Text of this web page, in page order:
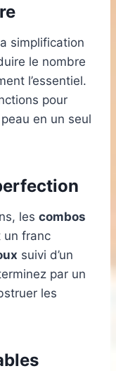
simplification
le nombre
l’essentiel.
pour
en un seul
les combos
un franc
suivi d’un
par un
les